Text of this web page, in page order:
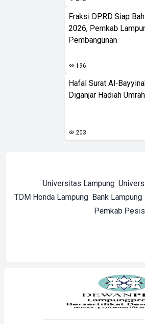
Fraksi DPRD Siap
2026, Pemkab
Pembangunan
196
Hafal Surat Al-
Diganjar Hadiah
203
Universitas Lampung
TDM Honda Lampung Bank Lampung
Pemkab